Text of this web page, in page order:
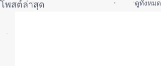
โพสต์ล่าสุด ดูทั้งหมด